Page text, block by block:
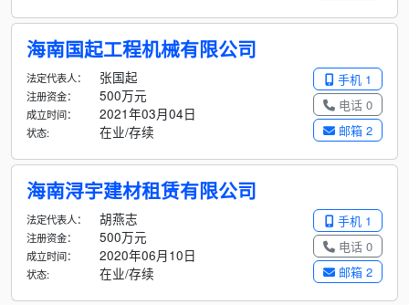
海南国起工程机械有限公司
手机 1
电话 0
邮箱 2
法定代表人： 张国起
注册资金： 500万元
成立时间： 2021年03月04日
状态: 在业/存续
海南浔宇建材租赁有限公司
手机 1
电话 0
邮箱 2
法定代表人： 胡燕志
注册资金： 500万元
成立时间： 2020年06月10日
状态: 在业/存续